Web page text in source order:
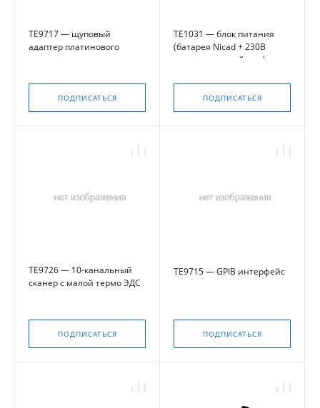
TE9717 — щуповый
адаптер платинового
ПОДПИСАТЬСЯ
TE1031 — блок питания
(батарея Nicad + 230В
зарядное устройство)
ПОДПИСАТЬСЯ
TE9726 — 10-канальный
сканер с малой термо ЭДС
ПОДПИСАТЬСЯ
TE9715 — GPIB интерфейс
ПОДПИСАТЬСЯ